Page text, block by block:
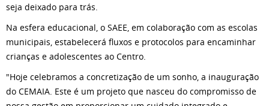
seja deixado para trás.
Na esfera educacional, o SAEE, em colaboração com as escolas
municipais, estabelecerá fluxos e protocolos para encaminhar
crianças e adolescentes ao Centro.
"Hoje celebramos a concretização de um sonho, a inauguração
do CEMAIA. Este é um projeto que nasceu do compromisso de